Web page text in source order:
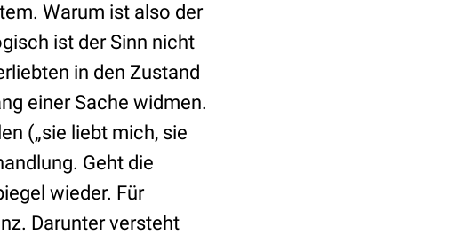
Warum ist also der
ist der Sinn nicht
in den Zustand
einer Sache widmen.
(„sie liebt mich, sie
Geht die
wieder. Für
Darunter versteht